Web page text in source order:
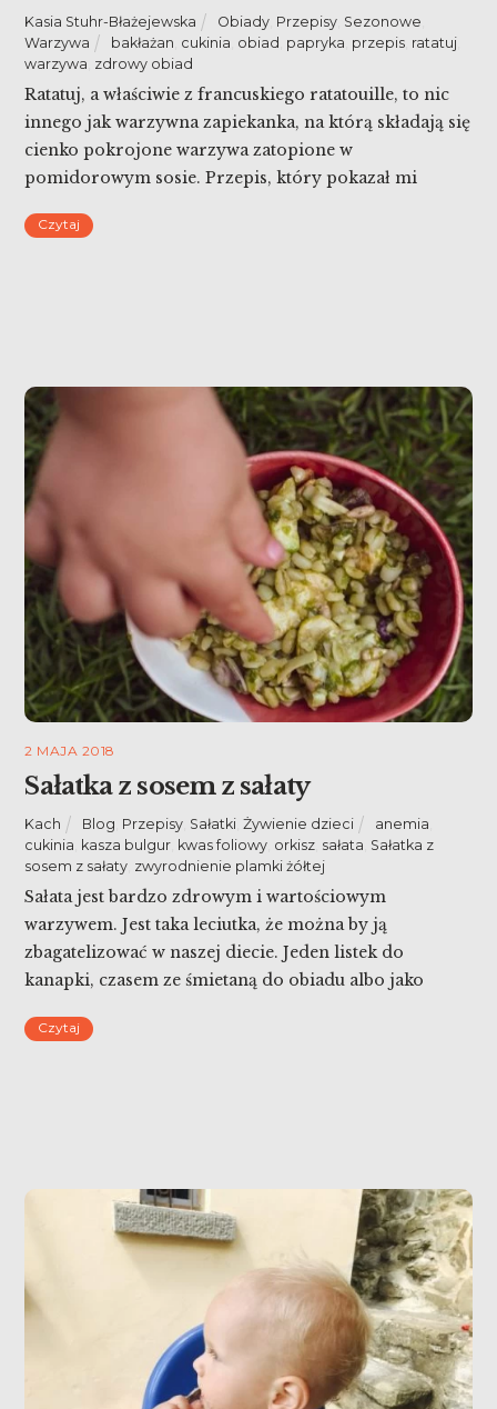
Kasia Stuhr-Błażejewska Obiady Przepisy Sezonowe
Warzywa
bakłażan cukinia obiad papryka przepis ratatuj
warzywa zdrowy obiad
Ratatuj, a właściwie z francuskiego ratatouille, to nic
innego jak warzywna zapiekanka, na którą składają się
cienko pokrojone warzywa zatopione w
pomidorowym sosie. Przepis, który pokazał mi
Wam dalej, inspirowany jest potrawą z bajki Ratatuj, w
Czytaj
2 MAJA 2018
Sałatka z sosem z sałaty
Kach Blog Przepisy Sałatki ,Żywienie dzieci anemia
cukinia kasza bulgur kwas foliowy orkisz sałata Sałatka z
sosem z sałaty zwyrodnienie plamki żółtej
Sałata jest bardzo zdrowym i wartościowym
warzywem. Jest taka leciutka, że można by ją
zbagatelizować w naszej diecie. Jeden listek do
kanapki, czasem ze śmietaną do obiadu albo jako
potraktowałam ją jako dodatek i dzielę się przepisem
Czytaj